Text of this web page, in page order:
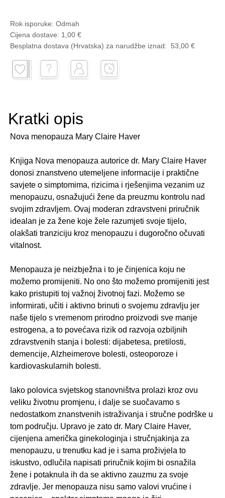
Rok isporuke: Odmah
Cijena dostave: 1,00 €
Besplatna dostava (Hrvatska) za narudžbe iznad: 53,00 €
Kratki opis
Nova menopauza Mary Claire Haver
Knjiga Nova menopauza autorice dr. Mary Claire Haver
donosi znanstveno utemeljene informacije i praktične
savjete o simptomima, rizicima i rješenjima vezanim uz
menopauzu, osnažujući žene da preuzmu kontrolu nad
svojim zdravljem. Ovaj moderan zdravstveni priručnik
idealan je za žene koje žele razumjeti svoje tijelo,
olakšati tranziciju kroz menopauzu i dugoročno očuvati
vitalnost.
Menopauza je neizbježna i to je činjenica koju ne
možemo promijeniti. No ono što možemo promijeniti jest
kako pristupiti toj važnoj životnoj fazi. Možemo se
informirati, učiti i aktivno brinuti o svojemu zdravlju jer
naše tijelo s vremenom prirodno proizvodi sve manje
estrogena, a to povećava rizik od razvoja ozbiljnih
zdravstvenih stanja i bolesti: dijabetesa, pretilosti,
demencije, Alzheimerove bolesti, osteoporoze i
kardiovaskularnih bolesti.
Iako polovica svjetskog stanovništva prolazi kroz ovu
veliku životnu pro­mjenu, i dalje se suočavamo s
nedostatkom znanstvenih istraživanja i struč­ne podrške u
tom području. Upravo je zato dr. Mary Claire Haver,
cijenje­na američka ginekologinja i stručnjakinja za
menopauzu, u trenutku kad je i sama proživjela to
iskustvo, odlučila napisati priručnik kojim bi osnažila
žene i potaknula ih da se aktivno zauzmu za svoje
zdravlje. Jer menopau­za nisu samo valovi vrućine i